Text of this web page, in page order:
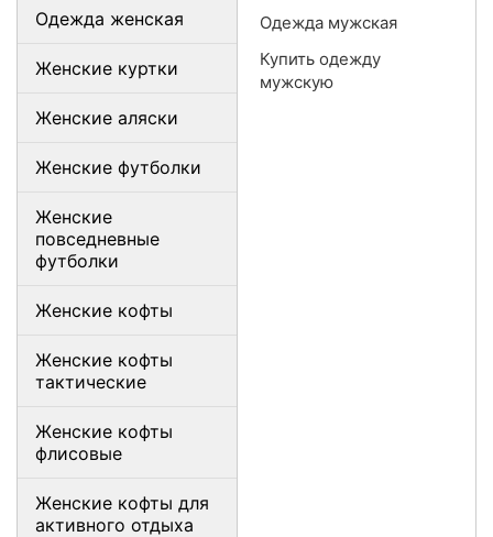
Одежда женская
Женские куртки
Женские аляски
Женские футболки
Женские
повседневные
футболки
Женские кофты
Женские кофты
тактические
Женские кофты
флисовые
Женские кофты для
активного отдыха
Одежда мужская
Купить одежду
мужскую